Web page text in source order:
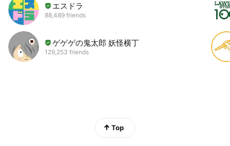
エスドラ
88,489 friends
ゲゲゲの鬼太郎 妖怪横丁
129,253 friends
Top